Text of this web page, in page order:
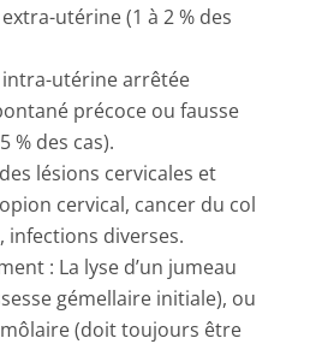
utérine (1 à 2 % des
intra-utérine arrêtée
précoce ou fausse
% des cas).
lésions cervicales et
cervical, cancer du col
infections diverses.
: La lyse d’un jumeau
gémellaire initiale), ou
(doit toujours être